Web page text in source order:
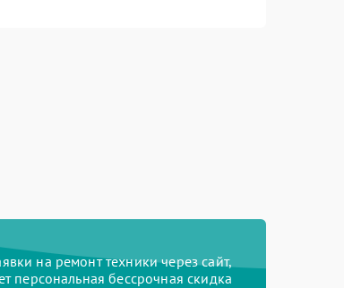
на ремонт техники через сайт,
персональная бессрочная скидка